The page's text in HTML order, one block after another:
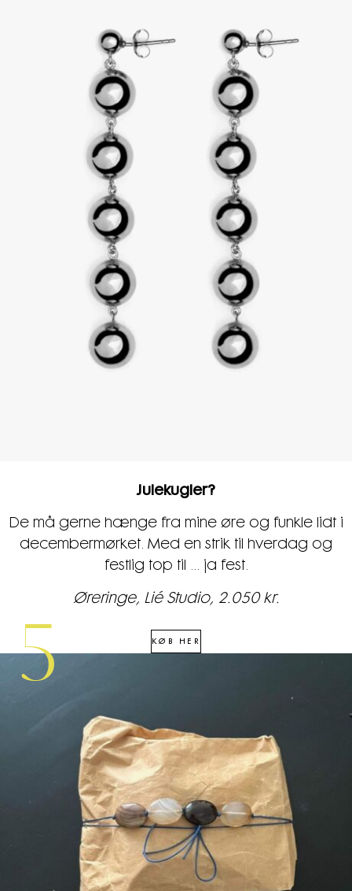
Julekugler?
De må gerne hænge fra mine øre og funkle lidt i
decembermørket. Med en strik til hverdag og
festlig top til ... ja fest.
Øreringe, Lié Studio, 2.050 kr.
KØB HER
5